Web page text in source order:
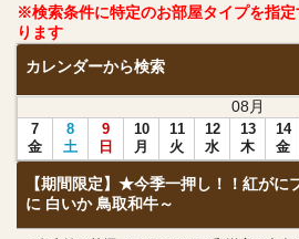
※検索条件に特定のお部屋タイプを指
ります
カレンダーから検索
08月
7
金
8
土
9
日
10
月
11
火
12
水
13
木
14
金
【期間限定】★今季一押し！！紅が
に 白いか 鳥取和牛～